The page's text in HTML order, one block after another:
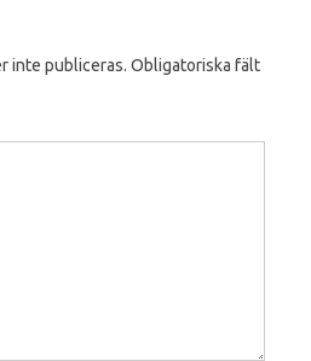
inte publiceras. Obligatoriska fält